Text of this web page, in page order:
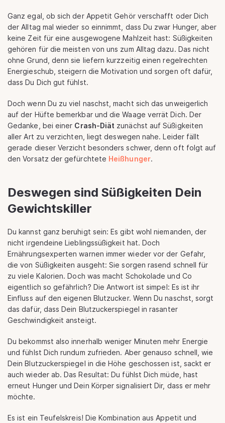
Ganz egal, ob sich der Appetit Gehör verschafft oder Dich
der Alltag mal wieder so einnimmt, dass Du zwar Hunger, aber
keine Zeit für eine ausgewogene Mahlzeit hast: Süßigkeiten
gehören für die meisten von uns zum Alltag dazu. Das nicht
ohne Grund, denn sie liefern kurzzeitig einen regelrechten
Energieschub, steigern die Motivation und sorgen oft dafür,
dass Du Dich gut fühlst.
Doch wenn Du zu viel naschst, macht sich das unweigerlich
auf der Hüfte bemerkbar und die Waage verrät Dich. Der
Gedanke, bei einer Crash-Diät zunächst auf Süßigkeiten
aller Art zu verzichten, liegt deswegen nahe. Leider fällt
gerade dieser Verzicht besonders schwer, denn oft folgt auf
den Vorsatz der gefürchtete Heißhunger.
Deswegen sind Süßigkeiten Dein
Gewichtskiller
Du kannst ganz beruhigt sein: Es gibt wohl niemanden, der
nicht irgendeine Lieblingssüßigkeit hat. Doch
Ernährungsexperten warnen immer wieder vor der Gefahr,
die von Süßigkeiten ausgeht: Sie sorgen rasend schnell für
zu viele Kalorien. Doch was macht Schokolade und Co
eigentlich so gefährlich? Die Antwort ist simpel: Es ist ihr
Einfluss auf den eigenen Blutzucker. Wenn Du naschst, sorgt
das dafür, dass Dein Blutzuckerspiegel in rasanter
Geschwindigkeit ansteigt.
Du bekommst also innerhalb weniger Minuten mehr Energie
und fühlst Dich rundum zufrieden. Aber genauso schnell, wie
Dein Blutzuckerspiegel in die Höhe geschossen ist, sackt er
auch wieder ab. Das Resultat: Du fühlst Dich müde, hast
erneut Hunger und Dein Körper signalisiert Dir, dass er mehr
möchte.
Es ist ein Teufelskreis! Die Kombination aus Appetit und